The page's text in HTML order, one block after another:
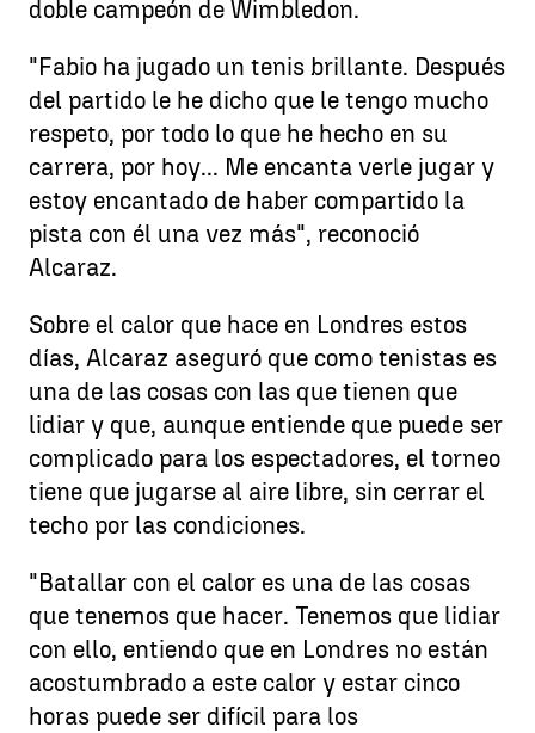
doble campeón de Wimbledon.
"Fabio ha jugado un tenis brillante. Después
del partido le he dicho que le tengo mucho
respeto, por todo lo que he hecho en su
carrera, por hoy... Me encanta verle jugar y
estoy encantado de haber compartido la
pista con él una vez más", reconoció
Alcaraz.
Sobre el calor que hace en Londres estos
días, Alcaraz aseguró que como tenistas es
una de las cosas con las que tienen que
lidiar y que, aunque entiende que puede ser
complicado para los espectadores, el torneo
tiene que jugarse al aire libre, sin cerrar el
techo por las condiciones.
"Batallar con el calor es una de las cosas
que tenemos que hacer. Tenemos que lidiar
con ello, entiendo que en Londres no están
acostumbrado a este calor y estar cinco
horas puede ser difícil para los